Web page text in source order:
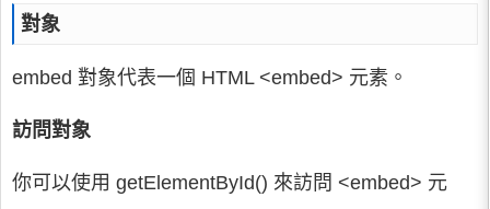
對象
embed 對象代表一個 HTML <embed> 元素。
訪問對象
你可以使用 getElementById() 來訪問 <embed> 元